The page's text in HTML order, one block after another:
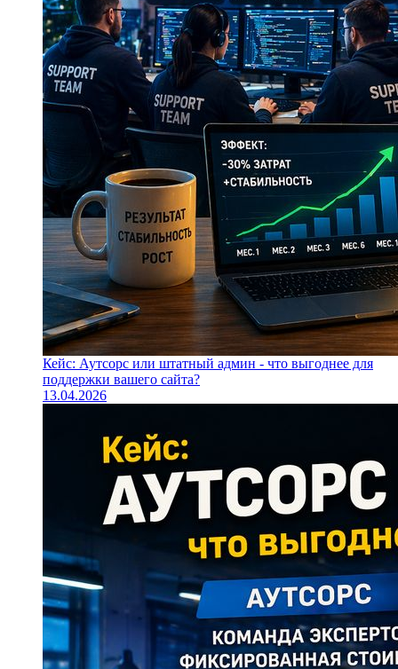
Кейс: Аутсорс или штатный админ - что выгоднее для
поддержки вашего сайта?
13.04.2026